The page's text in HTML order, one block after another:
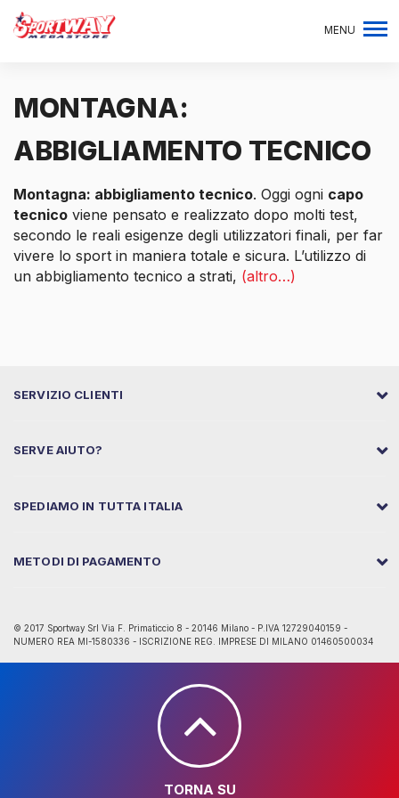
MENU
MONTAGNA:
ABBIGLIAMENTO TECNICO
Montagna: abbigliamento tecnico. Oggi ogni capo
tecnico viene pensato e realizzato dopo molti test,
secondo le reali esigenze degli utilizzatori finali, per far
vivere lo sport in maniera totale e sicura. L’utilizzo di
un abbigliamento tecnico a strati, (altro…)
SERVIZIO CLIENTI
SERVE AIUTO?
SPEDIAMO IN TUTTA ITALIA
METODI DI PAGAMENTO
© 2017 Sportway Srl Via F. Primaticcio 8 - 20146 Milano - P.IVA 12729040159 -
NUMERO REA MI-1580336 - ISCRIZIONE REG. IMPRESE DI MILANO 01460500034
TORNA SU